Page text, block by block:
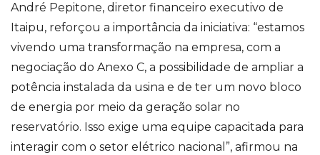
André Pepitone, diretor financeiro executivo de
Itaipu, reforçou a importância da iniciativa: “estamos
vivendo uma transformação na empresa, com a
negociação do Anexo C, a possibilidade de ampliar a
potência instalada da usina e de ter um novo bloco
de energia por meio da geração solar no
reservatório. Isso exige uma equipe capacitada para
interagir com o setor elétrico nacional”, afirmou na